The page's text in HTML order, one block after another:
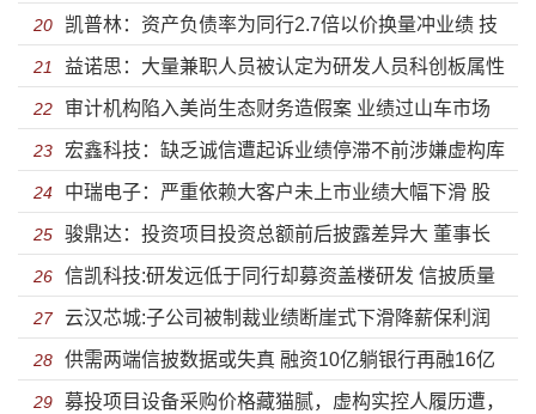
露迥然不同——汉朔科技闯关
采购大于供应商信披数据应收账款大比例逾期——爱迪
特创业板申购
20 凯普林：资产负债率为同行2.7倍以价换量冲业绩 技
术实力及研发团队比大幅低于同行营收信披存疑
21 益诺思：大量兼职人员被认定为研发人员科创板属性
或不足 与股东之间签订购销协议如同虚设
22 审计机构陷入美尚生态财务造假案 业绩过山车市场
被挤压，依赖税收和政府补助自曝涉假发票案-达梦数据
迎来申购
23 宏鑫科技：缺乏诚信遭起诉业绩停滞不前涉嫌虚构库
存 与大客户又为供应商财务数据打架
24 中瑞电子：严重依赖大客户未上市业绩大幅下滑 股
权转让价格高低不一信披前后矛盾
25 骏鼎达：投资项目投资总额前后披露差异大 董事长
及创始人履历造假引部分人员效仿
26 信凯科技:研发远低于同行却募资盖楼研发 信披质量
堪忧数据披露张冠李戴
27 云汉芯城:子公司被制裁业绩断崖式下滑降薪保利润
数据 套取客户需求套路客户招数层出不穷
28 供需两端信披数据或失真 融资10亿躺银行再融16亿
踩科创板红线上位依赖政府补助前行——益诺思IPO
29 募投项目设备采购价格藏猫腻，虚构实控人履历遭，